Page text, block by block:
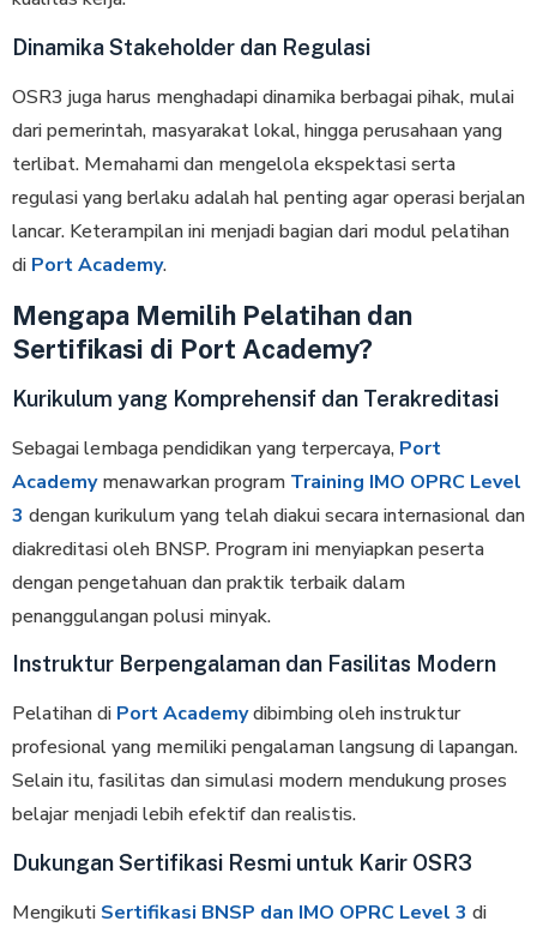
Dinamika Stakeholder dan Regulasi
OSR3 juga harus menghadapi dinamika berbagai pihak, mulai
dari pemerintah, masyarakat lokal, hingga perusahaan yang
terlibat. Memahami dan mengelola ekspektasi serta
regulasi yang berlaku adalah hal penting agar operasi berjalan
lancar. Keterampilan ini menjadi bagian dari modul pelatihan
di Port Academy.
Mengapa Memilih Pelatihan dan
Sertifikasi di Port Academy?
Kurikulum yang Komprehensif dan Terakreditasi
Sebagai lembaga pendidikan yang terpercaya, Port
Academymenawarkan program Training IMO OPRC Level
3 dengan kurikulum yang telah diakui secara internasional dan
diakreditasi oleh BNSP. Program ini menyiapkan peserta
dengan pengetahuan dan praktik terbaik dalam
penanggulangan polusi minyak.
Instruktur Berpengalaman dan Fasilitas Modern
Pelatihan di Port Academydibimbing oleh instruktur
profesional yang memiliki pengalaman langsung di lapangan.
Selain itu, fasilitas dan simulasi modern mendukung proses
belajar menjadi lebih efektif dan realistis.
Dukungan Sertifikasi Resmi untuk Karir OSR3
Mengikuti Sertifikasi BNSP dan IMO OPRC Level 3 di